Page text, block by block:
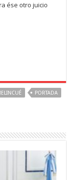
ése otro juicio
PORTADA